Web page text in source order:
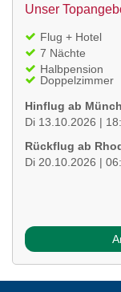
Unser
Flug + Hotel
7 Nächte
Halbpension
Doppelzimmer
Hinflug ab
Di 13.10.2026 |
Rückflug ab
Di 20.10.2026 |